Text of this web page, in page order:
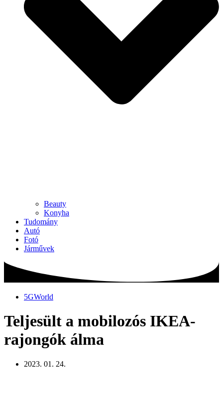
Beauty
Konyha
Tudomány
Autó
Fotó
Járművek
5GWorld
Teljesült a mobilozós IKEA-
rajongók álma
2023. 01. 24.